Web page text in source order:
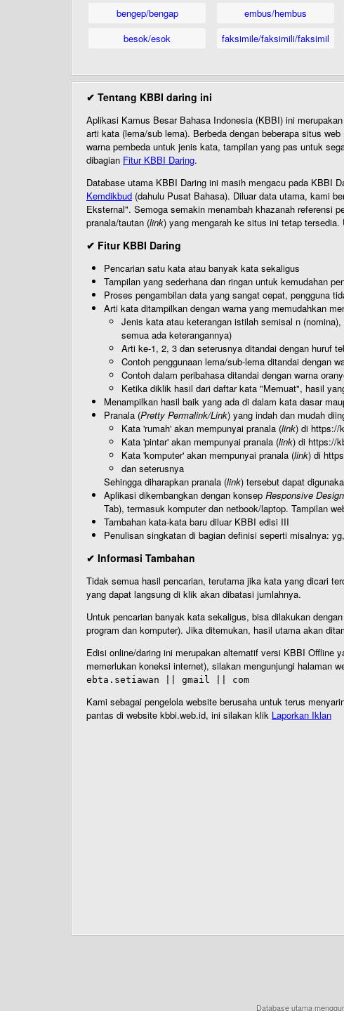
bengep/bengap
besok/esok
embus/hembus
faksimile/faksimili/faksimil
✔ Tentang KBBI daring ini
Aplikasi Kamus Besar Bahasa Indonesia (KBBI) ini
arti kata (lema/sub lema). Berbeda dengan beberapa situs web
warna pembeda untuk jenis kata, tampilan yang pas untuk
dibagian Fitur KBBI Daring.
Database utama KBBI Daring ini masih mengacu pada KBBI
Kemdikbud (dahulu Pusat Bahasa). Diluar data utama, kami
Eksternal". Semoga semakin menambah khazanah referensi
pranala/tautan (link) yang mengarah ke situs ini tetap
✔ Fitur KBBI Daring
Pencarian satu kata atau banyak kata sekaligus
Tampilan yang sederhana dan ringan untuk kemudahan
Proses pengambilan data yang sangat cepat, pengguna
Arti kata ditampilkan dengan warna yang memudahkan
Jenis kata atau keterangan istilah semisal n
semua ada keterangannya)
Arti ke-1, 2, 3 dan seterusnya ditandai dengan huruf
Contoh penggunaan lema/sub-lema ditandai dengan
Contoh dalam peribahasa ditandai dengan warna
Ketika diklik hasil dari daftar kata "Memuat", hasil
Menampilkan hasil baik yang ada di dalam kata dasar
Pranala (Pretty Permalink/Link) yang indah dan mudah
Kata 'rumah' akan mempunyai pranala (link) di https://
Kata 'pintar' akan mempunyai pranala (link) di https://
Kata 'komputer' akan mempunyai pranala (link) di
dan seterusnya
Sehingga diharapkan pranala (link) tersebut dapat
Aplikasi dikembangkan dengan konsep Responsive Design
Tab), termasuk komputer dan netbook/laptop. Tampilan
Tambahan kata-kata baru diluar KBBI edisi III
Penulisan singkatan di bagian definisi seperti misalnya:
✔ Informasi Tambahan
Tidak semua hasil pencarian, terutama jika kata yang dicari
yang dapat langsung di klik akan dibatasi jumlahnya.
Untuk pencarian banyak kata sekaligus, bisa dilakukan
program dan komputer). Jika ditemukan, hasil utama akan
Edisi online/daring ini merupakan alternatif versi KBBI Offline
memerlukan koneksi internet), silakan mengunjungi halaman
ebta.setiawan || gmail || com
Kami sebagai pengelola website berusaha untuk terus
pantas di website kbbi.web.id, ini silakan klik Laporkan Iklan
Database utama